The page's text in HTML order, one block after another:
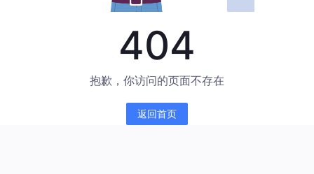
404
抱歉，你访问的页面不存在
返回首页